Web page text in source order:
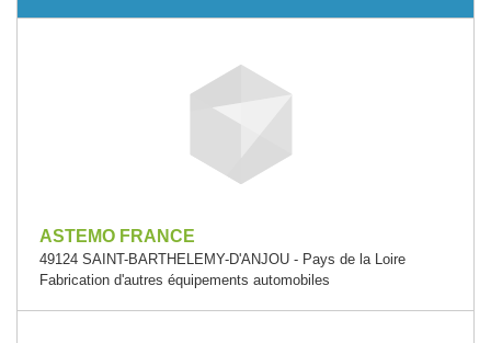
ASTEMO FRANCE
49124 SAINT-BARTHELEMY-D'ANJOU - Pays de la Loire
Fabrication d'autres équipements automobiles